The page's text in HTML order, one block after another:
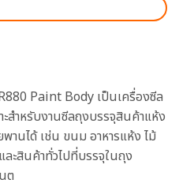
Paint Body เป็นเครื่องซีล
สำหรับงานซีลถุงบรรจุสินค้าแห้ง
านได้ เช่น ขนม อาหารแห้ง ไม้
ะสินค้าทั่วไปที่บรรจุในถุง
ต